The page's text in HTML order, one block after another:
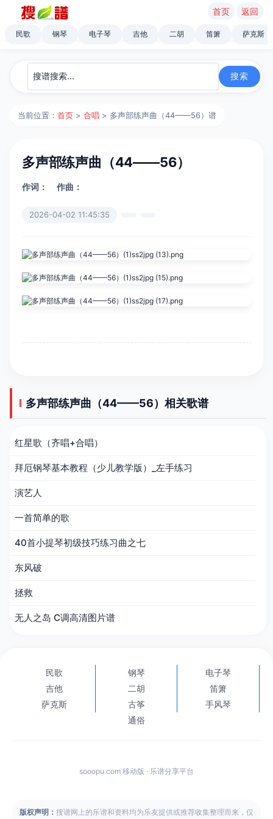
首页 返回
民歌 钢琴 电子琴 吉他 二胡 笛箫 萨克斯
当前位置：首页 >合唱 > 多声部练声曲（44——56）谱
多声部练声曲（44——56）
作词： 作曲：
2026-04-02 11:45:35
多声部练声曲（44——56）相关歌谱
红星歌（齐唱+合唱）
拜厄钢琴基本教程（少儿教学版）_左手练习
演艺人
一首简单的歌
40首小提琴初级技巧练习曲之七
东风破
拯救
无人之岛 C调高清图片谱
民歌 钢琴
电子琴
吉他
二胡
笛箫
萨克斯
古筝
手风琴
通俗
sooopu.com 移动版 · 乐谱分享平台
版权声明： 搜谱网上的乐谱和资料均为乐友提供或推荐收集整理而来，仅